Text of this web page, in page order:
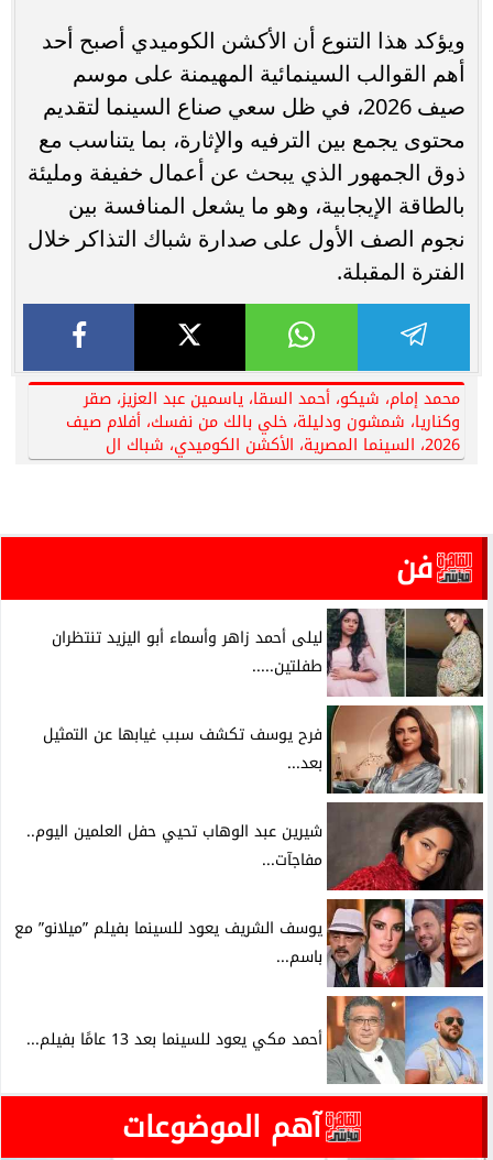
ويؤكد هذا التنوع أن الأكشن الكوميدي أصبح أحد
أهم القوالب السينمائية المهيمنة على موسم
صيف 2026، في ظل سعي صناع السينما لتقديم
محتوى يجمع بين الترفيه والإثارة، بما يتناسب مع
ذوق الجمهور الذي يبحث عن أعمال خفيفة ومليئة
بالطاقة الإيجابية، وهو ما يشعل المنافسة بين
نجوم الصف الأول على صدارة شباك التذاكر خلال
الفترة المقبلة.
محمد إمام، شيكو، أحمد السقا، ياسمين عبد العزيز، صقر
وكناريا، شمشون ودليلة، خلي بالك من نفسك، أفلام صيف
2026، السينما المصرية، الأكشن الكوميدي، شباك ال
فن
ليلى أحمد زاهر وأسماء أبو اليزيد تنتظران
طفلتين.....
فرح يوسف تكشف سبب غيابها عن التمثيل
بعد...
شيرين عبد الوهاب تحيي حفل العلمين اليوم..
مفاجآت...
يوسف الشريف يعود للسينما بفيلم ”ميلانو” مع
باسم...
أحمد مكي يعود للسينما بعد 13 عامًا بفيلم...
آهم الموضوعات